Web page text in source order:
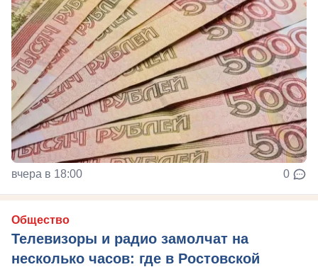
вчера в 18:00 0
Общество
Телевизоры и радио замолчат на
несколько часов: где в Ростовской